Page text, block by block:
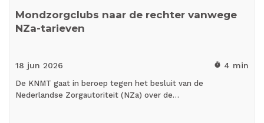
Mondzorgclubs naar de rechter vanwege
NZa-tarieven
18 jun 2026 timer 4 min
De KNMT gaat in beroep tegen het besluit van de
Nederlandse Zorgautoriteit (NZa) over de…